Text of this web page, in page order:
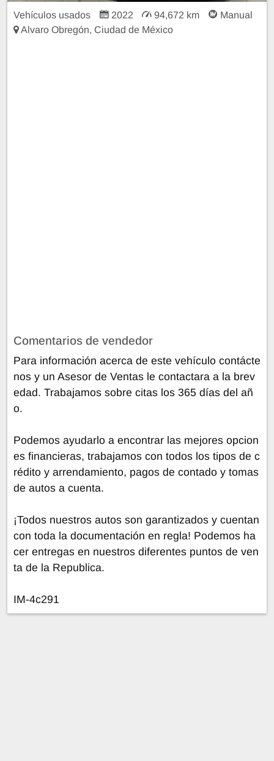
Vehículos usados 2022 94,672 km
Manual
Alvaro Obregón, Ciudad de México
Comentarios de vendedor
Para información acerca de este vehículo contácte
nos y un Asesor de Ventas le contactara a la brev
edad. Trabajamos sobre citas los 365 días del añ
o.
Podemos ayudarlo a encontrar las mejores opcion
es financieras, trabajamos con todos los tipos de c
rédito y arrendamiento, pagos de contado y tomas
de autos a cuenta.
¡Todos nuestros autos son garantizados y cuentan
con toda la documentación en regla! Podemos ha
cer entregas en nuestros diferentes puntos de ven
ta de la Republica.
IM-4c291